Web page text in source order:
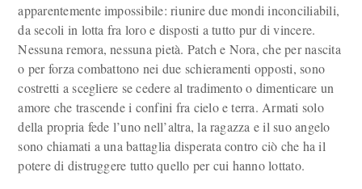
apparentemente impossibile: riunire due mondi inconciliabili,
da secoli in lotta fra loro e disposti a tutto pur di vincere.
Nessuna remora, nessuna pietà. Patch e Nora, che per nascita
o per forza combattono nei due schieramenti opposti, sono
costretti a scegliere se cedere al tradimento o dimenticare un
amore che trascende i confini fra cielo e terra. Armati solo
della propria fede l’uno nell’altra, la ragazza e il suo angelo
sono chiamati a una battaglia disperata contro ciò che ha il
potere di distruggere tutto quello per cui hanno lottato.